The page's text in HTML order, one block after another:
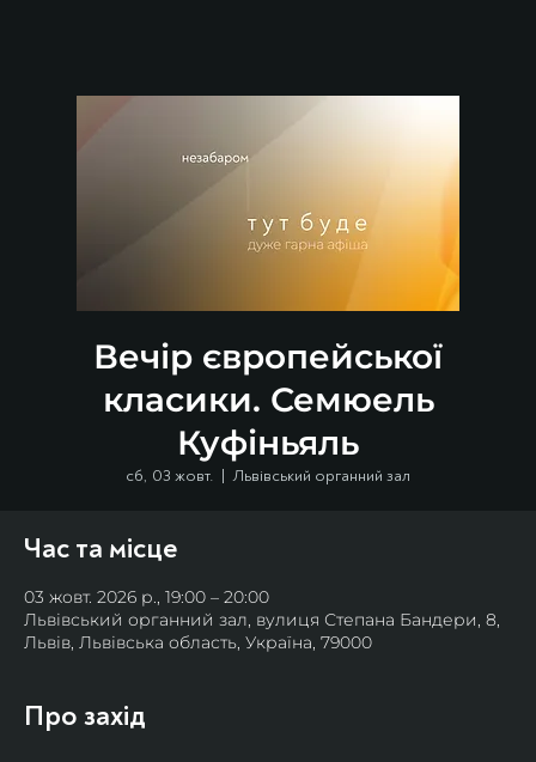
Вечір європейської
класики. Семюель
Куфіньяль
сб, 03 жовт.
  |
Львівський органний зал
Час та місце
03 жовт. 2026 р., 19:00 – 20:00
Львівський органний зал, вулиця Степана Бандери, 8,
Львів, Львівська область, Україна, 79000
Про захід